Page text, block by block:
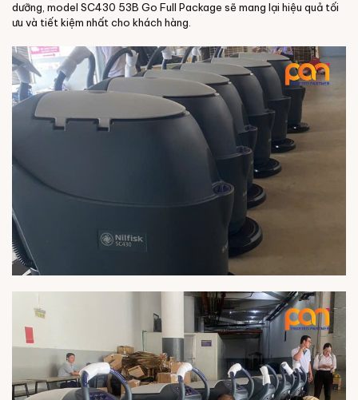
dưỡng, model SC430 53B Go Full Package sẽ mang lại hiệu quả tối
ưu và tiết kiệm nhất cho khách hàng.